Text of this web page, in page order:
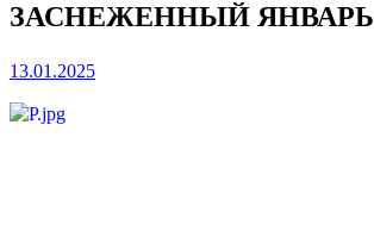
ЗАСНЕЖЕННЫЙ ЯНВАРЬ
13.01.2025